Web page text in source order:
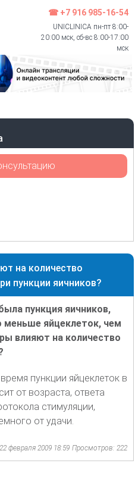
☎ +7 916 985-16-54
UNICLINICA пн-пт 8:00-
20:00 мск, сб-вс 8:00-17:00
мск
на количество
пункции яичников?
пункция яичников,
меньше яйцеклеток, чем
влияют на количество
пункции яйцеклеток в
от возраста, ответа
стимуляции,
от удачи.
22 февраля 2009 18:59 Просмотров: 222